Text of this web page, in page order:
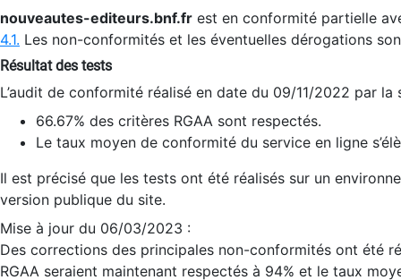
nouveautes-editeurs.bnf.fr est en conformité partielle
4.1. Les non-conformités et les éventuelles dérogations
Résultat des tests
L’audit de conformité réalisé en date du 09/11/2022 par
66.67% des critères RGAA sont respectés.
Le taux moyen de conformité du service en ligne
Il est précisé que les tests ont été réalisés sur un
version publique du site.
Mise à jour du 06/03/2023 :
Des corrections des principales non-conformités ont été
RGAA seraient maintenant respectés à 94% et le taux